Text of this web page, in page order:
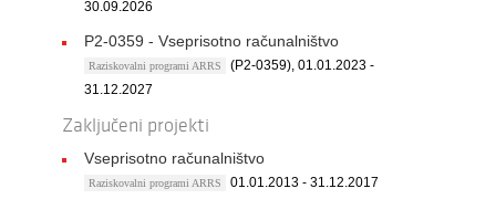
30.09.2026
P2-0359 - Vseprisotno računalništvo
Raziskovalni programi ARRS
(P2-0359), 01.01.2023 -
31.12.2027
Zaključeni projekti
Vseprisotno računalništvo
Raziskovalni programi ARRS 01.01.2013 - 31.12.2017